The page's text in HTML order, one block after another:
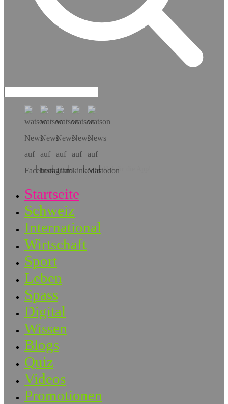
Hol dir die App!
Startseite
Schweiz
International
Wirtschaft
Sport
Leben
Spass
Digital
Wissen
Blogs
Quiz
Videos
Promotionen